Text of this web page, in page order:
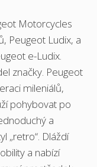
Motorcycles
Peugeot Ludix, a
e-Ludix.
značky. Peugeot
mileniálů,
pohybovat po
a
„retro“. Dláždí
a nabízí